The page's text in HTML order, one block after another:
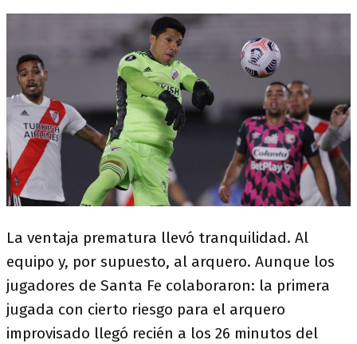
La ventaja prematura llevó tranquilidad. Al
equipo y, por supuesto, al arquero. Aunque los
jugadores de Santa Fe colaboraron: la primera
jugada con cierto riesgo para el arquero
improvisado llegó recién a los 26 minutos del